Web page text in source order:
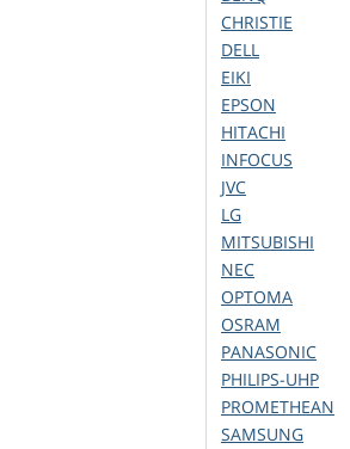
CHRISTIE
DELL
EIKI
EPSON
HITACHI
INFOCUS
JVC
LG
MITSUBISHI
NEC
OPTOMA
OSRAM
PANASONIC
PHILIPS-UHP
PROMETHEAN
SAMSUNG